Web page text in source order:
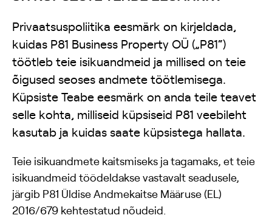
KONTAKT
ENG EST
Privaatsuspoliitika eesmärk on kirjeldada,
kuidas P81 Business Property OÜ („P81“)
töötleb teie isikuandmeid ja millised on teie
õigused seoses andmete töötlemisega.
Küpsiste Teabe eesmärk on anda teile teavet
selle kohta, milliseid küpsiseid P81 veebileht
kasutab ja kuidas saate küpsistega hallata.
Teie isikuandmete kaitsmiseks ja tagamaks, et teie
isikuandmeid töödeldakse vastavalt seadusele,
järgib P81 Üldise Andmekaitse Määruse (EL)
2016/679 kehtestatud nõudeid.